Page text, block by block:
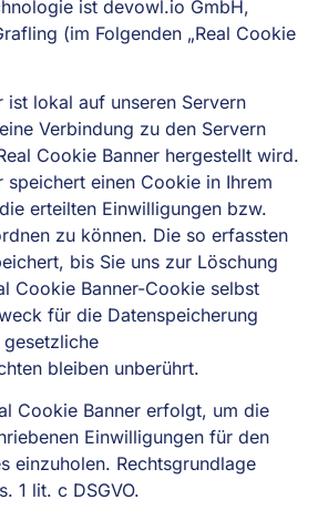
ist devowl.io GmbH,
(im Folgenden „Real Cookie
ist lokal auf unseren Servern
Verbindung zu den Servern
Cookie Banner hergestellt wird.
speichert einen Cookie in Ihrem
erteilten Einwilligungen bzw.
zu können. Die so erfassten
bis Sie uns zur Löschung
Cookie Banner-Cookie selbst
für die Datenspeicherung
bleiben unberührt.
Cookie Banner erfolgt, um die
Einwilligungen für den
einzuholen. Rechtsgrundlage
1 lit. c DSGVO.